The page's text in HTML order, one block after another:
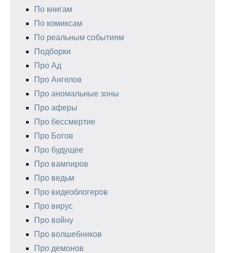
По книгам
По комиксам
По реальным событиям
Подборки
Про Ад
Про Ангелов
Про аномальные зоны
Про аферы
Про бессмертие
Про Богов
Про будущее
Про вампиров
Про ведьм
Про видеоблогеров
Про вирус
Про войну
Про волшебников
Про демонов